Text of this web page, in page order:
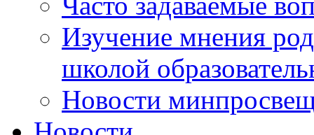
Изучение мнения
школой
Новости